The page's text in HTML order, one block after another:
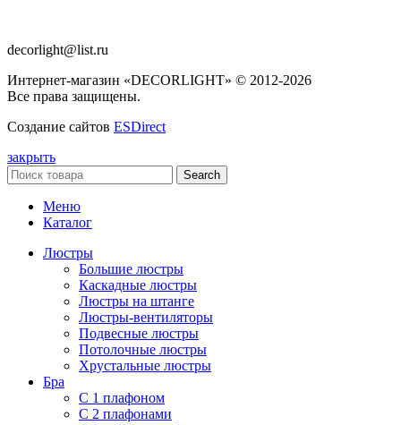
decorlight@list.ru
Интернет-магазин «DECORLIGHT» © 2012-2026
Все права защищены.
Создание сайтов ESDirect
закрыть
Search
Меню
Каталог
Люстры
Большие люстры
Каскадные люстры
Люстры на штанге
Люстры-вентиляторы
Подвесные люстры
Потолочные люстры
Хрустальные люстры
Бра
С 1 плафоном
С 2 плафонами